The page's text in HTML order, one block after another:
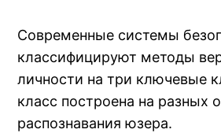
Современные системы
классифицируют методы
личности на три ключевые
класс построена на разных
распознавания юзера.